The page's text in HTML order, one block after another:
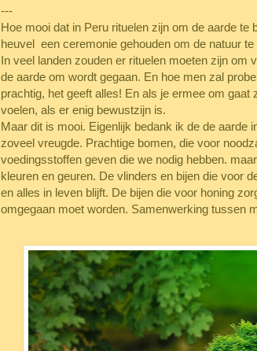
---
Hoe mooi dat in Peru rituelen zijn om de aarde
heuvel een ceremonie gehouden om de natuur te
In veel landen zouden er rituelen moeten zijn om
de aarde om wordt gegaan. En hoe men zal
prachtig, het geeft alles! En als je ermee om
voelen, als er enig bewustzijn is.
Maar dit is mooi. Eigenlijk bedank ik de de aarde
zoveel vreugde. Prachtige bomen, die voor
voedingsstoffen geven die we nodig hebben.
kleuren en geuren. De vlinders en bijen die voor
en alles in leven blijft. De bijen die voor honing
omgegaan moet worden. Samenwerking tussen